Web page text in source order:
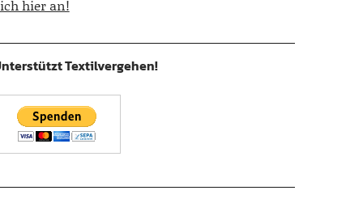
hier an!
Textilvergehen!